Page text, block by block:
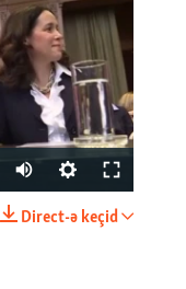
available
Direct-ə keçid